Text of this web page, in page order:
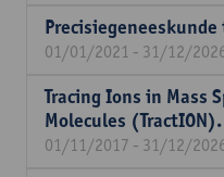
01/01/2021 - 31/12/
Tracing Ions in Mass
Molecules (TractION).
01/11/2017 - 31/12/